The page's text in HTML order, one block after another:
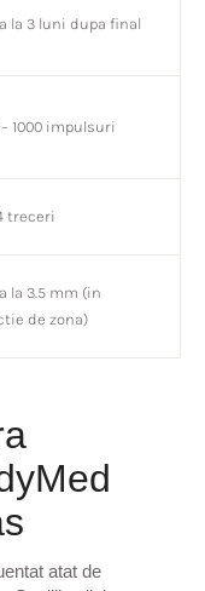
la 3 luni dupa final
1000 impulsuri
treceri
la 3.5 mm (in
de zona)
atat de